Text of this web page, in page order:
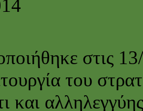
στις
του
και